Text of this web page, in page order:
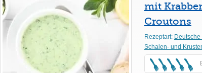
mit
Croutons
Rezeptart: Deutsche
Schalen- und